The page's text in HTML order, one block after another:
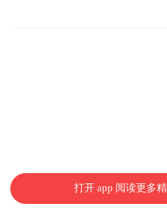
青年专项消费券。
打开 app 阅读更多